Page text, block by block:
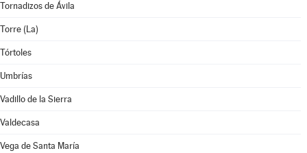
Tornadizos de Ávila
Torre (La)
Tórtoles
Umbrías
Vadillo de la Sierra
Valdecasa
Vega de Santa María